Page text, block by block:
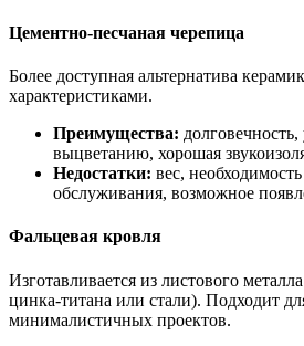
Цементно-песчаная черепица
Более доступная альтернатива
характеристиками.
Преимущества:
выцветанию, хорошая
Недостатки: вес,
обслуживания, возможное
Фальцевая кровля
Изготавливается из листового
цинка-титана или стали). Подходит
минималистичных проектов.